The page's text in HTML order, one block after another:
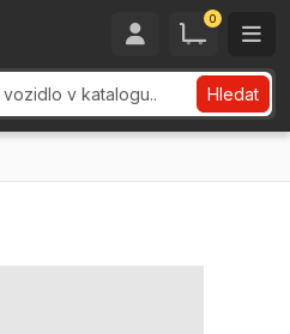
0
Hledat